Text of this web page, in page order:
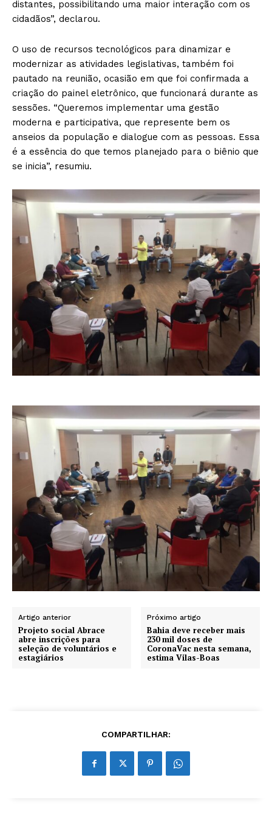
distantes, possibilitando uma maior interação com os
cidadãos”, declarou.
O uso de recursos tecnológicos para dinamizar e
modernizar as atividades legislativas, também foi
pautado na reunião, ocasião em que foi confirmada a
criação do painel eletrônico, que funcionará durante as
sessões. “Queremos implementar uma gestão
moderna e participativa, que represente bem os
anseios da população e dialogue com as pessoas. Essa
é a essência do que temos planejado para o biênio que
se inicia”, resumiu.
Artigo anterior
Projeto social Abrace
abre inscrições para
seleção de voluntários e
estagiários
Próximo artigo
Bahia deve receber mais
230 mil doses de
CoronaVac nesta semana,
estima Vilas-Boas
COMPARTILHAR: